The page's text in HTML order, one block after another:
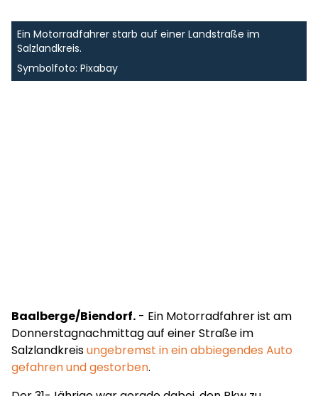
Ein Motorradfahrer starb auf einer Landstraße im
Salzlandkreis.
Symbolfoto: Pixabay
Baalberge/Biendorf. - Ein Motorradfahrer ist am
Donnerstagnachmittag auf einer Straße im
Salzlandkreisungebremst in ein abbiegendes Auto
gefahren und gestorben.